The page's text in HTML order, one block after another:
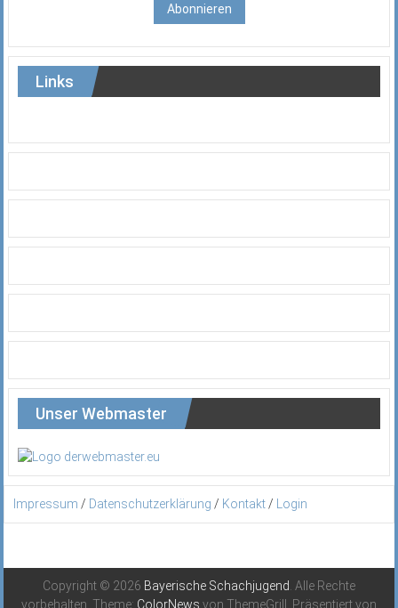
Abonnieren
Links
Unser Webmaster
Impressum / Datenschutzerklärung / Kontakt / Login
Copyright © 2026 Bayerische Schachjugend . Alle Rechte
vorbehalten. Theme: ColorNews von ThemeGrill. Präsentiert von